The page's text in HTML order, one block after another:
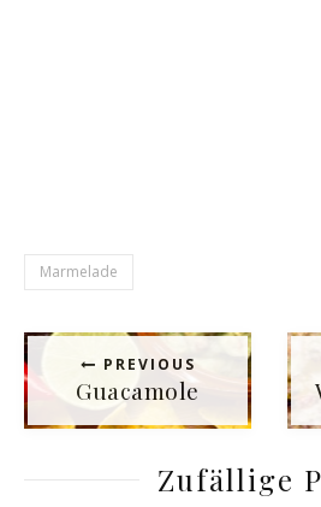
Marmelade
PREVIOUS
Guacamole
Zufällige